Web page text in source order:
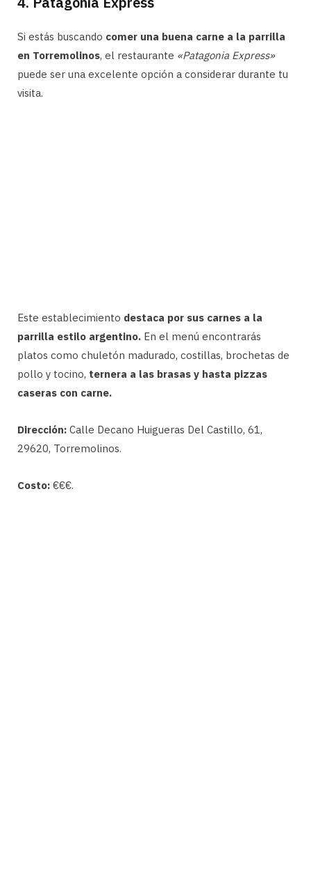
Si estás buscando comer una buena carne a la parrilla
en Torremolinos, el restaurante «Patagonia Express»
puede ser una excelente opción a considerar durante tu
visita.
Este establecimiento destaca por sus carnes a la
parrilla estilo argentino. En el menú encontrarás
platos como chuletón madurado, costillas, brochetas de
pollo y tocino, ternera a las brasas y hasta pizzas
caseras con carne.
Dirección: Calle Decano Huigueras Del Castillo, 61,
29620, Torremolinos.
Costo: €€€.